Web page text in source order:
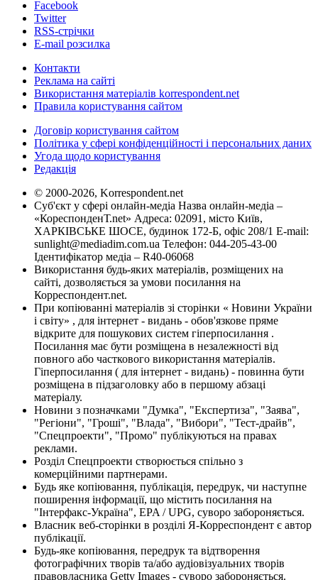
Facebook
Twitter
RSS-стрічки
E-mail розсилка
Контакти
Реклама на сайті
Використання матеріалів korrespondent.net
Правила користування сайтом
Договір користування сайтом
Політика у сфері конфіденційності і персональних даних
Угода щодо користування
Редакція
© 2000-2026, Korrespondent.net
Суб'єкт у сфері онлайн-медіа Назва онлайн-медіа –
«КореспонденТ.net» Адреса: 02091, місто Київ,
ХАРКІВСЬКЕ ШОСЕ, будинок 172-Б, офіс 208/1 E-mail:
sunlight@mediadim.com.ua Телефон: 044-205-43-00
Ідентифікатор медіа – R40-06068
Використання будь-яких матеріалів, розміщених на
сайті, дозволяється за умови посилання на
Корреспондент.net.
При копіюванні матеріалів зі сторінки « Новини України
і світу» , для інтернет - видань - обов'язкове пряме
відкрите для пошукових систем гіперпосилання .
Посилання має бути розміщена в незалежності від
повного або часткового використання матеріалів.
Гіперпосилання ( для інтернет - видань) - повинна бути
розміщена в підзаголовку або в першому абзаці
матеріалу.
Новини з позначками "Думка", "Експертиза", "Заява",
"Регіони", "Гроші", "Влада", "Вибори", "Тест-драйв",
"Спецпроекти", "Промо" публікуються на правах
реклами.
Розділ Спецпроекти створюється спільно з
комерційними партнерами.
Будь яке копіювання, публікація, передрук, чи наступне
поширення інформації, що містить посилання на
"Інтерфакс-Україна", EPA / UPG, суворо забороняється.
Власник веб-сторінки в розділі Я-Корреспондент є автор
публікації.
Будь-яке копіювання, передрук та відтворення
фотографічних творів та/або аудіовізуальних творів
правовласника Getty Images - суворо забороняється.